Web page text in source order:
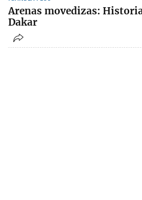
Arenas movedizas:
Dakar